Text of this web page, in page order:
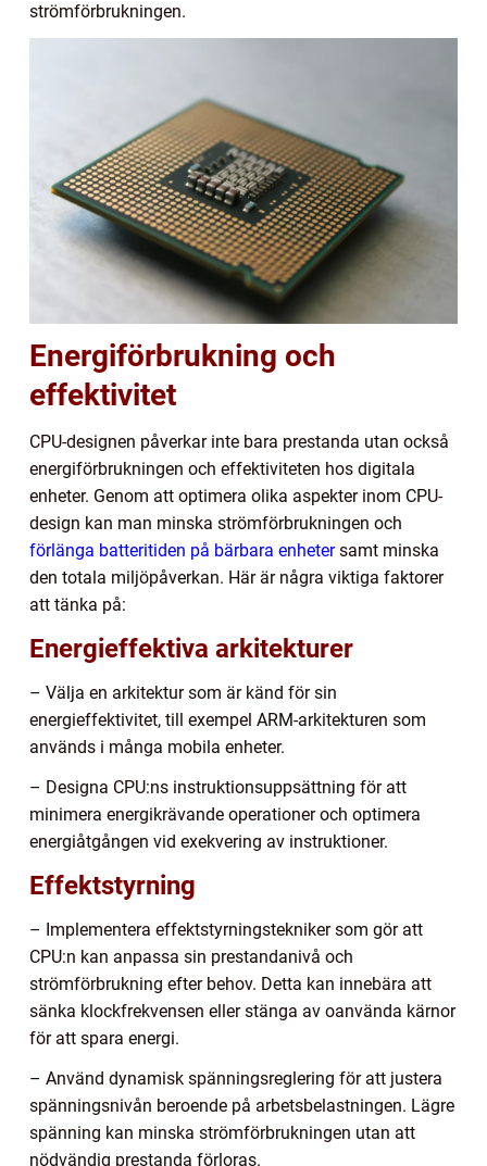
strömförbrukningen.
Energiförbrukning och
effektivitet
CPU-designen påverkar inte bara prestanda utan också
energiförbrukningen och effektiviteten hos digitala
enheter. Genom att optimera olika aspekter inom CPU-
design kan man minska strömförbrukningen och
förlänga batteritiden på bärbara enhetersamt minska
den totala miljöpåverkan. Här är några viktiga faktorer
att tänka på:
Energieffektiva arkitekturer
– Välja en arkitektur som är känd för sin
energieffektivitet, till exempel ARM-arkitekturen som
används i många mobila enheter.
– Designa CPU:ns instruktionsuppsättning för att
minimera energikrävande operationer och optimera
energiåtgången vid exekvering av instruktioner.
Effektstyrning
– Implementera effektstyrningstekniker som gör att
CPU:n kan anpassa sin prestandanivå och
strömförbrukning efter behov. Detta kan innebära att
sänka klockfrekvensen eller stänga av oanvända kärnor
för att spara energi.
– Använd dynamisk spänningsreglering för att justera
spänningsnivån beroende på arbetsbelastningen. Lägre
spänning kan minska strömförbrukningen utan att
nödvändig prestanda förloras.